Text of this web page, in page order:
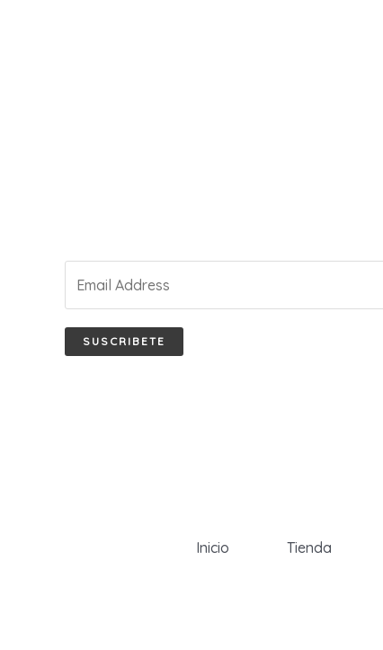
SUSCRIBETE
Inicio Tienda